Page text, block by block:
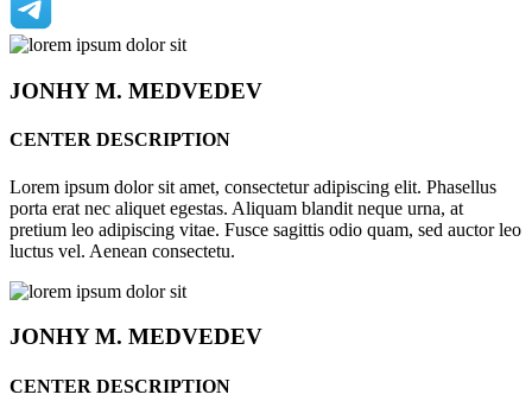
JONHYM. MEDVEDEV
CENTER DESCRIPTION
Lorem ipsum dolor sit amet, consectetur adipiscing elit. Phasellus
porta erat nec aliquet egestas. Aliquam blandit neque urna, at
pretium leo adipiscing vitae. Fusce sagittis odio quam, sed auctor leo
luctus vel. Aenean consectetu.
JONHYM. MEDVEDEV
CENTER DESCRIPTION